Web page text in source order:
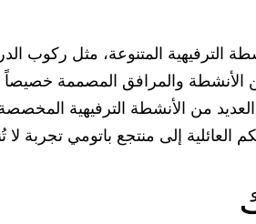
الترفيهية المتنوعة، مثل ركوب
الأنشطة والمرافق المصممة خصيصاً
من الأنشطة الترفيهية
العائلية إلى منتجع باتومي تجربة